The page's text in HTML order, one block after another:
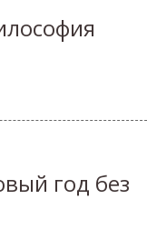
год без